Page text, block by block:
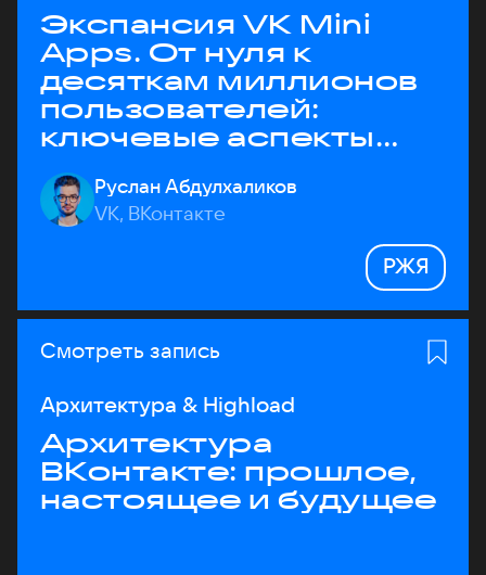
Экспансия VK Mini
Apps. От нуля к
десяткам миллионов
пользователей:
ключевые аспекты
архитектуры
Руслан Абдулхаликов
VK, ВКонтакте
РЖЯ
Смотреть запись
Архитектура & Highload
Архитектура
ВКонтакте: прошлое,
настоящее и будущее